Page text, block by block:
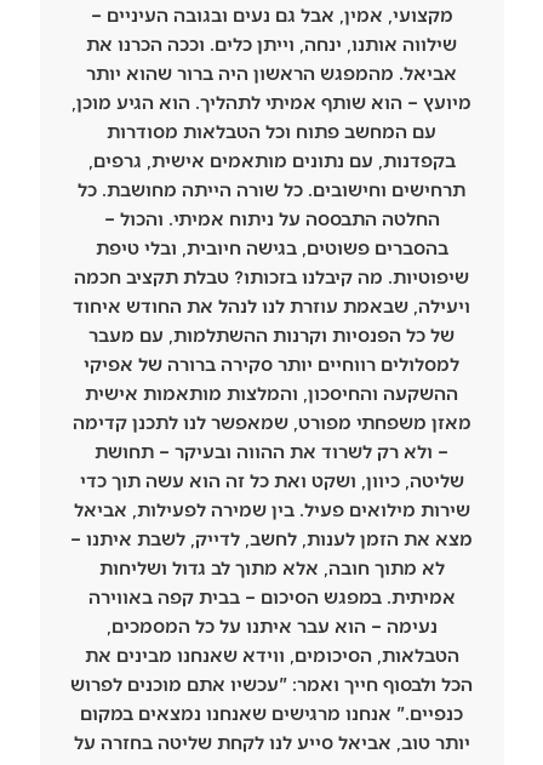
מקצועי, אמין, אבל גם נעים ובגובה העיניים –
שילווה אותנו, ינחה, וייתן כלים. וככה הכרנו את
אביאל. מהמפגש הראשון היה ברור שהוא יותר
מיועץ – הוא שותף אמיתי לתהליך. הוא הגיע מוכן,
עם המחשב פתוח וכל הטבלאות מסודרות
בקפדנות, עם נתונים מותאמים אישית, גרפים,
תרחישים וחישובים. כל שורה הייתה מחושבת. כל
החלטה התבססה על ניתוח אמיתי. והכול –
בהסברים פשוטים, בגישה חיובית, ובלי טיפת
שיפוטיות. מה קיבלנו בזכותו? טבלת תקציב חכמה
ויעילה, שבאמת עוזרת לנו לנהל את החודש איחוד
של כל הפנסיות וקרנות ההשתלמות, עם מעבר
למסלולים רווחיים יותר סקירה ברורה של אפיקי
ההשקעה והחיסכון, והמלצות מותאמות אישית
מאזן משפחתי מפורט, שמאפשר לנו לתכנן קדימה
– ולא רק לשרוד את ההווה ובעיקר – תחושת
שליטה, כיוון, ושקט ואת כל זה הוא עשה תוך כדי
שירות מילואים פעיל. בין שמירה לפעילות, אביאל
מצא את הזמן לענות, לחשב, לדייק, לשבת איתנו –
לא מתוך חובה, אלא מתוך לב גדול ושליחות
אמיתית. במפגש הסיכום – בבית קפה באווירה
נעימה – הוא עבר איתנו על כל המסמכים,
הטבלאות, הסיכומים, ווידא שאנחנו מבינים את
הכל ולבסוף חייך ואמר: "עכשיו אתם מוכנים לפרוש
כנפיים." אנחנו מרגישים שאנחנו נמצאים במקום
יותר טוב, אביאל סייע לנו לקחת שליטה בחזרה על